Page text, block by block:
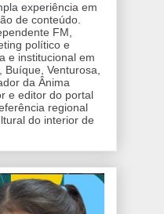
experiência em
de conteúdo.
FM,
político e
e institucional em
Venturosa,
da Ânima
e editor do portal
regional
do interior de